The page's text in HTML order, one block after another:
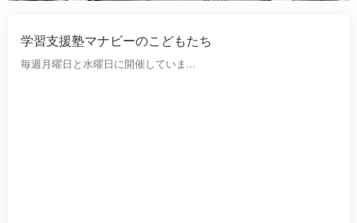
口元がテッカテカ！！何をつまみ食…
学習支援塾マナビーのこどもたち
毎週月曜日と水曜日に開催していま…